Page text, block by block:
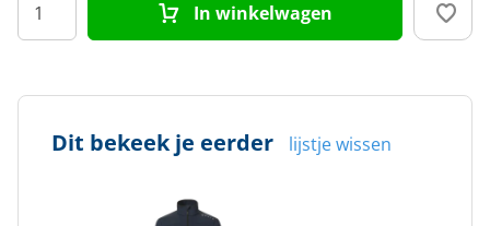
Kleur Navy
In winkelwagen
Dit bekeek je eerder lijstje wissen